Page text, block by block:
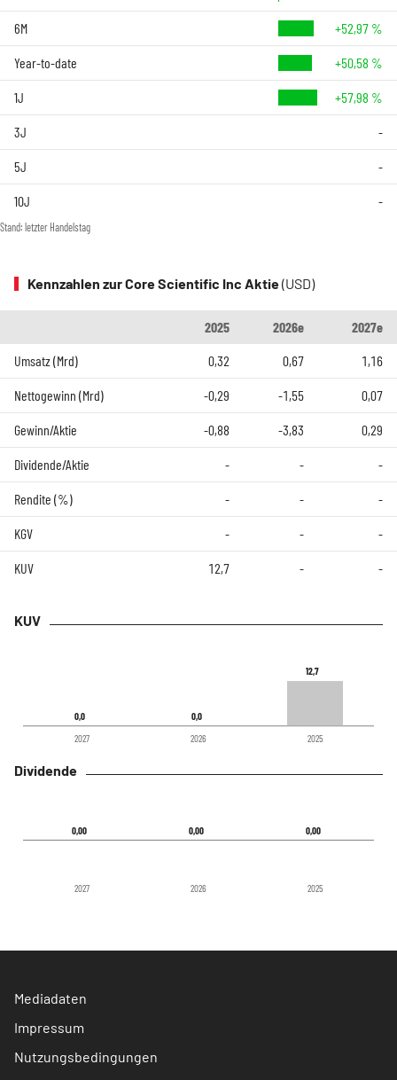
6M +52,97 %
Year-to-date +50,58 %
1J +57,98 %
3J -
5J -
10J -
Stand: letzter Handelstag
Kennzahlen zur Core Scientific Inc Aktie(USD)
2025 2026e
2027e
Umsatz (Mrd)
0,32 0,67 1,16
Nettogewinn (Mrd) -0,29 -1,55 0,07
Gewinn/Aktie -0,88 -3,83 0,29
Dividende/Aktie - - -
Rendite (%) - - -
KGV - - -
KUV 12,7 - -
KUV
0,0
0,0 0,0
0,0
12,7
12,7
2027 2026 2025
Dividende
0,00
0,00 0,00
0,00 0,00
0,00
2027 2026 2025
Mediadaten
Impressum
Nutzungsbedingungen